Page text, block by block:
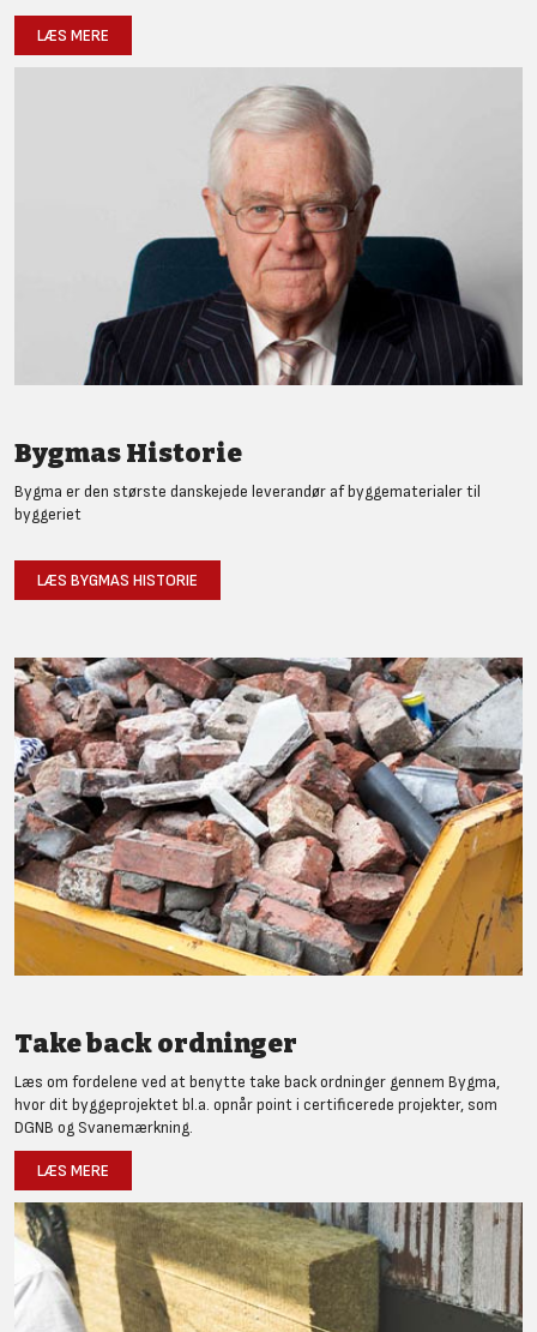
LÆS MERE
Bygmas Historie
Bygma er den største danskejede leverandør af byggematerialer til
byggeriet
LÆS BYGMAS HISTORIE
Take back ordninger
Læs om fordelene ved at benytte take back ordninger gennem Bygma,
hvor dit byggeprojektet bl.a. opnår point i certificerede projekter, som
DGNB og Svanemærkning.
LÆS MERE